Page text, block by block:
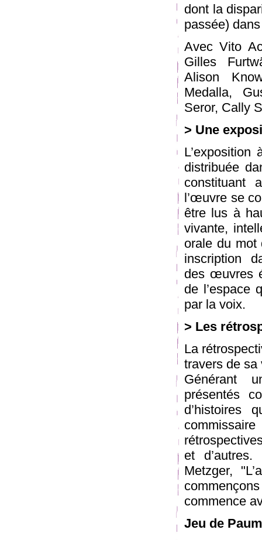
dont la
passée)
Avec Vito
Gilles
Alison
Medalla,
Seror, Cally
> Une
distribuée
constituant
l’œuvre se
être lus à
vivante,
orale du mot
inscription
des œuvres
de l’espace
par la voix.
> Les
La
travers de
Générant
présentés
d’histoires
et
Metzger,
commence
Jeu de